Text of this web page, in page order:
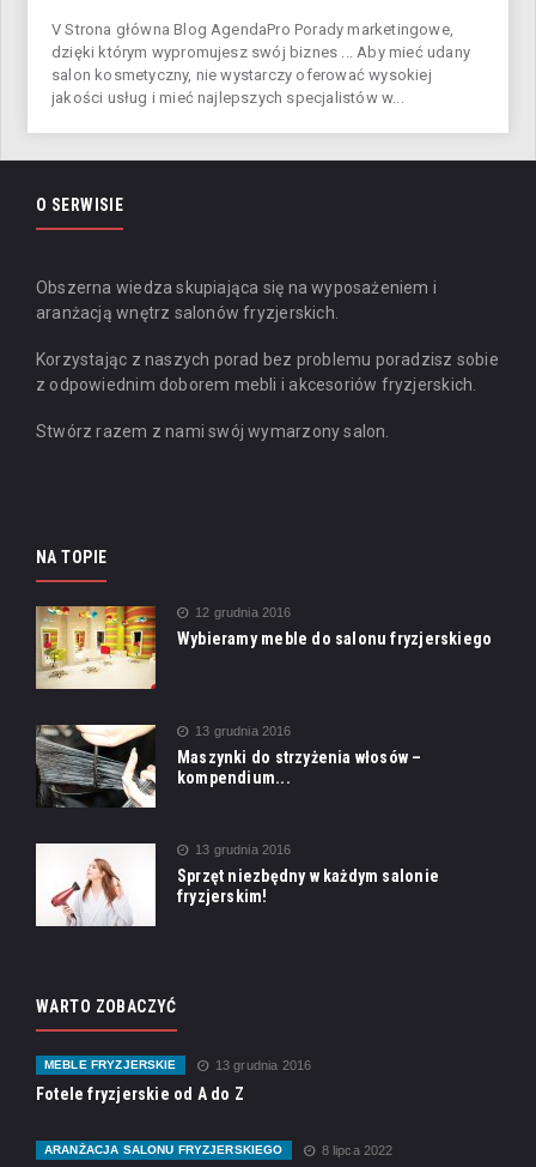
V Strona główna Blog AgendaPro Porady marketingowe,
dzięki którym wypromujesz swój biznes ... Aby mieć udany
salon kosmetyczny, nie wystarczy oferować wysokiej
jakości usług i mieć najlepszych specjalistów w...
O SERWISIE
Obszerna wiedza skupiająca się na wyposażeniem i
aranżacją wnętrz salonów fryzjerskich.
Korzystając z naszych porad bez problemu poradzisz sobie
z odpowiednim doborem mebli i akcesoriów fryzjerskich.
Stwórz razem z nami swój wymarzony salon.
NA TOPIE
12 grudnia 2016
Wybieramy meble do salonu fryzjerskiego
13 grudnia 2016
Maszynki do strzyżenia włosów –
kompendium...
13 grudnia 2016
Sprzęt niezbędny w każdym salonie
fryzjerskim!
WARTO ZOBACZYĆ
MEBLE FRYZJERSKIE 13 grudnia 2016
Fotele fryzjerskie od A do Z
ARANŻACJA SALONU FRYZJERSKIEGO 8 lipca 2022